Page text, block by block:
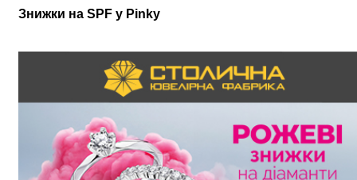
Знижки на SPF у Pinky